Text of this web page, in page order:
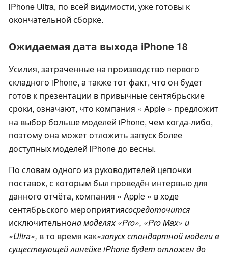
iPhone Ultra, по всей видимости, уже готовы к
окончательной сборке.
Ожидаемая дата выхода iPhone 18
Усилия, затраченные на производство первого
складного iPhone, а также тот факт, что он будет
готов к презентации в привычные сентябрьские
сроки, означают, что компания « Apple » предложит
на выбор больше моделей iPhone, чем когда-либо,
поэтому она может отложить запуск более
доступных моделей iPhone до весны.
По словам одного из руководителей цепочки
поставок, с которым был проведён интервью для
данного отчёта, компания « Apple » в ходе
сентябрьского мероприятиясосредоточится
исключительнона моделях «Pro», «Pro Max» и
«Ultra», в то время как«запуск стандартной модели в
существующей линейке iPhone будет отложен до